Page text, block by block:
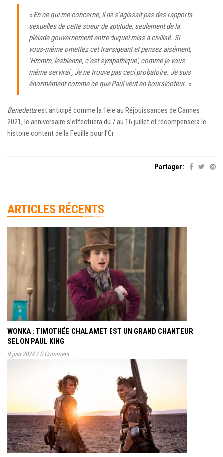
« En ce qui me concerne, il ne s’agissait pas des rapports
sexuelles de cette soeur de aptitude, seulement de la
pléiade gouvernement entre duquel miss a civilisé. Si
vous-même omettez cet transigeant et pensez aisément,
‘Hmmm, lesbienne, c’est sympathique’, comme je vous-
même servirai , Je ne trouve pas ceci probatoire. Je suis
énormément comme ce que Paul veut en boursicoteur. «
Benedettaest anticipé comme la 1ère au Réjouissances de Cannes
2021, le anniversaire s’effectuera du 7 au 16 juillet et récompensera le
histoire content de la Feuille pour l’Or.
Partager:
ARTICLES RÉCENTS
WONKA : TIMOTHÉE CHALAMET EST UN GRAND CHANTEUR
SELON PAUL KING
9 juin 2024 / 0 Comment